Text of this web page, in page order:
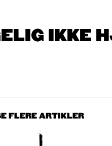
IKKE
FLERE ARTIKLER